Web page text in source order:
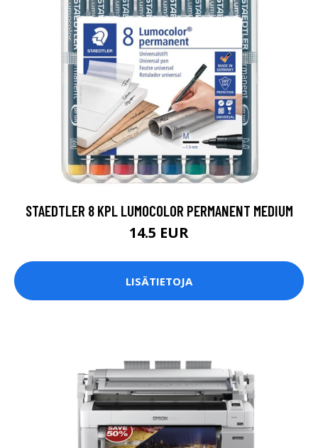
STAEDTLER 8 KPL LUMOCOLOR PERMANENT MEDIUM
14.5 EUR
LISÄTIETOJA